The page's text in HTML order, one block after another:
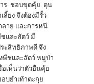
าร ชอบขุดคุ้ย ดุน
ลี้ยง จึงต้องมีรั้ว
าย และการหนี
และสัตว์ มี
ะสิทธิภาพดี จึง
พืชและสัตว์หมูป่า
เห็นว่าตัวอื่นคุ้ย
บย่ำเท้าตะกุย